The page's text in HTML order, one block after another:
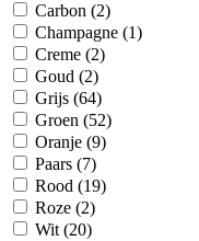
Carbon (2)
Champagne (1)
Creme (2)
Goud (2)
Grijs (64)
Groen (52)
Oranje (9)
Paars (7)
Rood (19)
Roze (2)
Wit(20)